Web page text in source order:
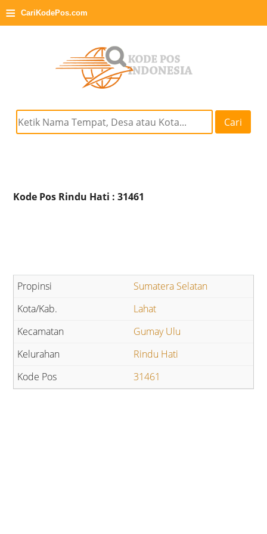
≡ CariKodePos.com
Cari
Kode Pos Rindu Hati : 31461
Sumatera Selatan
Lahat
Gumay Ulu
Rindu Hati
31461